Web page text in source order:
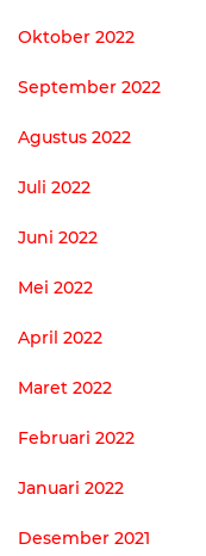
Oktober 2022
September 2022
Agustus 2022
Juli 2022
Juni 2022
Mei 2022
April 2022
Maret 2022
Februari 2022
Januari 2022
Desember 2021